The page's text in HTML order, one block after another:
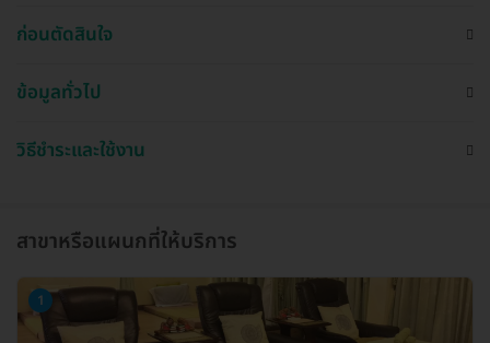
ก่อนตัดสินใจ
ข้อมูลทั่วไป
วิธีชำระและใช้งาน
สาขาหรือแผนกที่ให้บริการ
1